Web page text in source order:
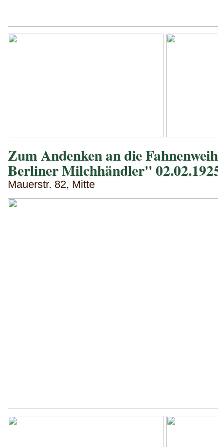
Zum Andenken an die
Berliner Milchhändler"
Mauerstr. 82, Mitte